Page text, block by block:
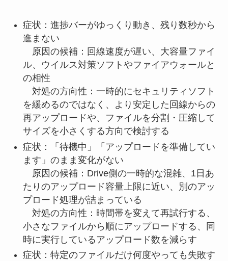
症状：進捗バーがゆっくり動き、残り数秒から
進まない
原因の候補：回線速度が遅い、大容量ファイ
ル、ウイルス対策ソフトやファイアウォールと
の相性
対処の方向性：一時的にセキュリティソフト
を緩めるのではなく、より安定した回線からの
再アップロードや、ファイルを分割・圧縮して
サイズを小さくする方向で検討する
症状：「待機中」「アップロードを準備してい
ます」のまま変化がない
原因の候補：Drive側の一時的な混雑、1日あ
たりのアップロード容量上限に近い、別のアッ
プロード処理が詰まっている
対処の方向性：時間帯を変えて再試行する、
小さなファイルから順にアップロードする、同
時に実行しているアップロード数を減らす
症状：特定のファイルだけ何度やっても失敗す